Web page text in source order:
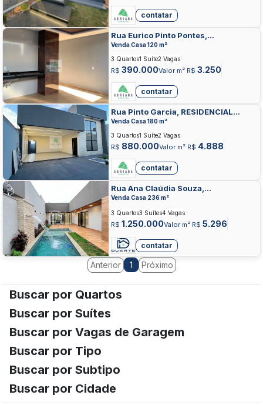
contatar
Rua Eurico Pinto Pontes,
RESIDENCIAL JARDINS DO LAGO,
Venda Casa 120 m²
R$ 390.000Valor m² R$ 3.250
3 Quartos1 Suíte2 Vagas
contatar
Rua Pinto Garcia, RESIDENCIAL
JARDINS DO LAGO, ANAPOLIS
Venda Casa 180 m²
R$ 880.000Valor m² R$ 4.888
3 Quartos1 Suíte2 Vagas
contatar
Rua Ana Claúdia Souza,
RESIDENCIAL JARDINS DO LAGO,
Venda Casa 236 m²
R$ 1.250.000Valor m² R$ 5.296
3 Quartos3 Suítes4 Vagas
contatar
Anterior 1 Próximo
Buscar por Quartos
Buscar por Suítes
Buscar por Vagas de Garagem
Buscar por Tipo
Buscar por Subtipo
Buscar por Cidade